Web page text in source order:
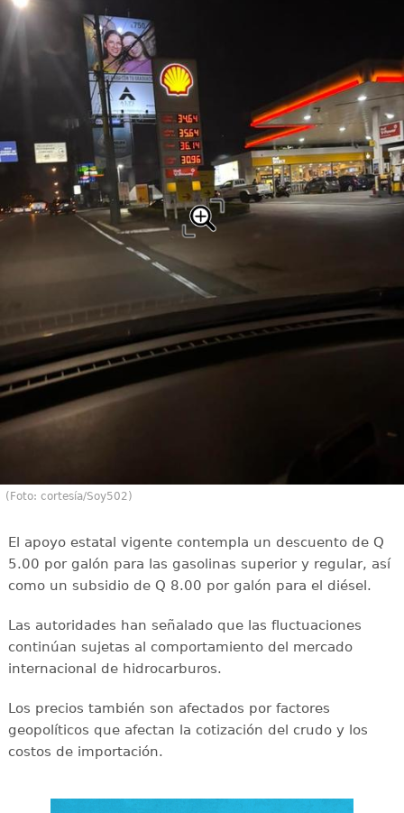
(Foto: cortesía/Soy502)
El apoyo estatal vigente contempla un descuento de Q
5.00 por galón para las gasolinas superior y regular, así
como un subsidio de Q 8.00 por galón para el diésel.
Las autoridades han señalado que las fluctuaciones
continúan sujetas al comportamiento del mercado
internacional de hidrocarburos.
Los precios también son afectados por factores
geopolíticos que afectan la cotización del crudo y los
costos de importación.